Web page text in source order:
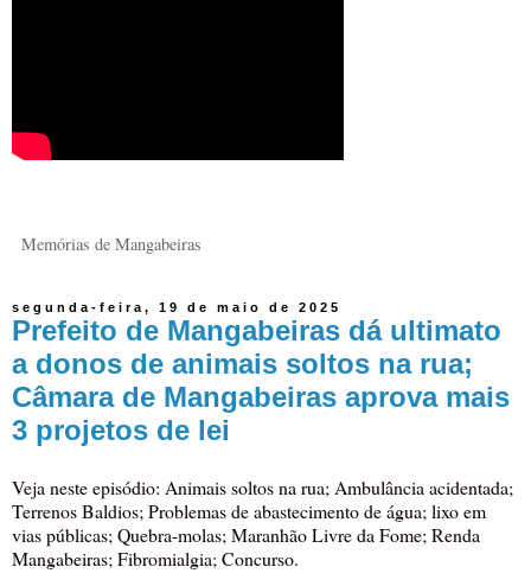
Memórias de Mangabeiras
segunda-feira, 19 de maio de 2025
Prefeito de Mangabeiras dá ultimato
a donos de animais soltos na rua;
Câmara de Mangabeiras aprova mais
3 projetos de lei
Veja neste episódio: Animais soltos na rua; Ambulância acidentada;
Terrenos Baldios; Problemas de abastecimento de água; lixo em
vias públicas; Quebra-molas; Maranhão Livre da Fome; Renda
Mangabeiras; Fibromialgia; Concurso.